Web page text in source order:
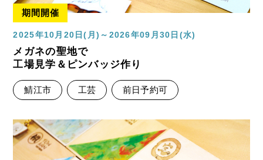
期間開催
2025年10月20日(月)～2026年09月30日(水)
メガネの聖地で
工場見学＆ピンバッジ作り
鯖江市 工芸 前日予約可